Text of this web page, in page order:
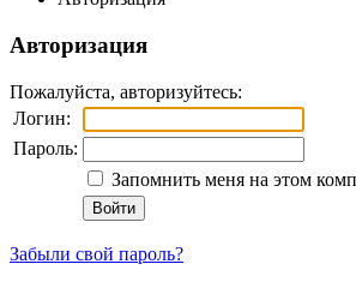
Авторизация
Пожалуйста, авторизуйтесь:
Логин:
Пароль:
Запомнить меня на этом
Забыли свой пароль?